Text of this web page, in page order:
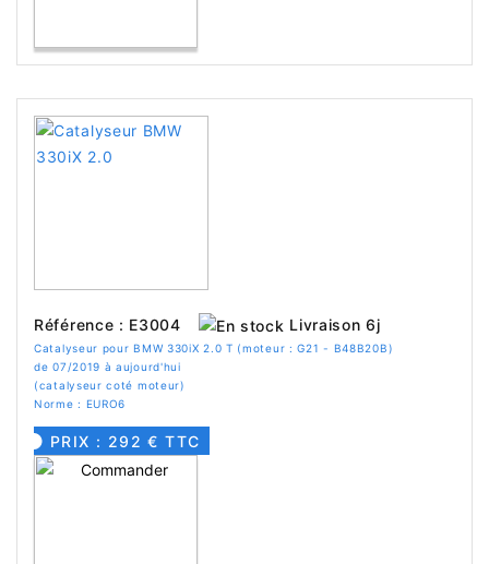
Référence : E3004 Livraison 6j
Catalyseur pour BMW 330iX 2.0 T (moteur : G21 - B48B20B)
de 07/2019 à aujourd'hui
(catalyseur coté moteur)
Norme : EURO6
PRIX : 292 € TTC